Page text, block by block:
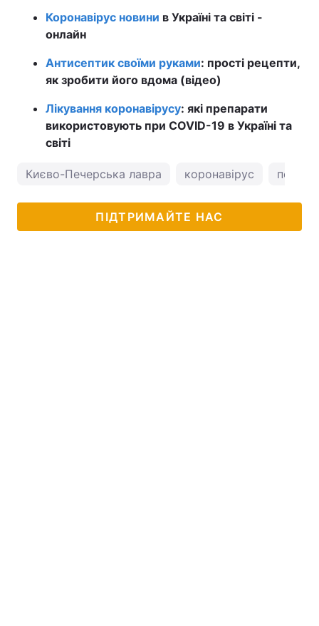
Коронавірус новини в Україні та світі -
онлайн
Антисептик своїми руками: прості рецепти,
як зробити його вдома (відео)
Лікування коронавірусу: які препарати
використовують при COVID-19 в Україні та
світі
Києво-Печерська лавра коронавірус погода
ПІДТРИМАЙТЕ НАС